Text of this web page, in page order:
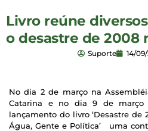
Livro reúne
o desastre de 2008
Suporte 14/
No dia 2 de março na
Catarina e no dia 9 de março
lançamento do livro ‘Desastre de
Água, Gente e Política’ uma